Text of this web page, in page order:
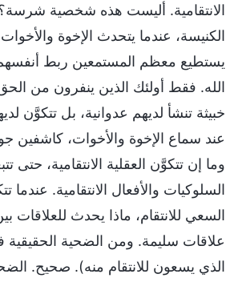
الانتقامية. أليست هذه شخصية
الكنيسة، عندما يتحدث الإخوة
يستطيع معظم المستمعين ربط أنفسهم
الله. فقط أولئك الذين ينفرون من
خبيثة تنشأ لديهم عدوانية، بل تتكوَّن
عند سماع الإخوة والأخوات، كاشفين
وما إن تتكوَّن العقلية الانتقامية، حتى
السلوكيات والأفعال الانتقامية.
السعي للانتقام، ماذا يحدث للعلاقات
علاقات سليمة. ومن الضحية
الذي يسعون للانتقام منه). صحيح.